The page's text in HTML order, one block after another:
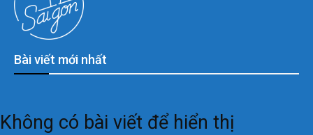
Bài viết mới nhất
Không có bài viết để hiển thị